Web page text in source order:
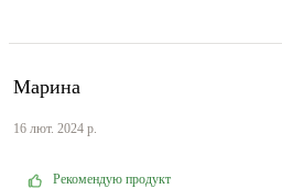
Марина
16 лют. 2024 р.
Рекомендую продукт